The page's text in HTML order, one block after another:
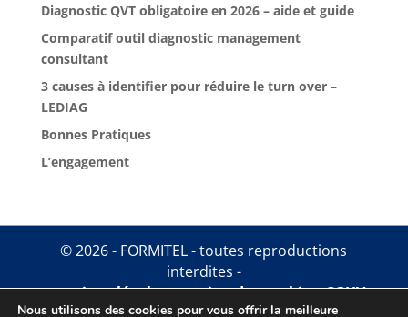
Diagnostic QVT obligatoire en 2026 – aide et guide
Comparatif outil diagnostic management
consultant
3 causes à identifier pour réduire le turn over –
LEDIAG
Bonnes Pratiques
L’engagement
© 2026 - FORMITEL - toutes reproductions
interdites -
mentions légales.gestion des cookies.CGUV
Nous utilisons des cookies pour vous offrir la meilleure